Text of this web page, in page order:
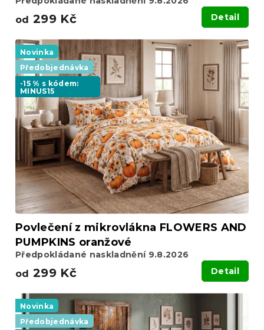
od 299 Kč Detail
Novinka
Předobjednávka
-15 % s kódem:
MINUS15
Povlečení z mikrovlákna FLOWERS AND
PUMPKINS oranžové
Předpokládané naskladnění 9.8.2026
od 299 Kč Detail
Novinka
Předobjednávka